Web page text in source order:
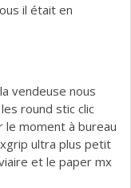
il était en
vendeuse nous
round stic clic
moment à bureau
ultra plus petit
et le paper mx